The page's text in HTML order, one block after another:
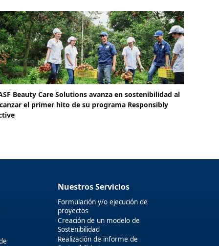
Beauty Care Solutions avanza en sostenibilidad al
el primer hito de su programa Responsibly
Nuestros Servicios
Formulación y/o ejecución de
proyectos
Creación de un modelo de
Sostenibilidad
Realización de informe de